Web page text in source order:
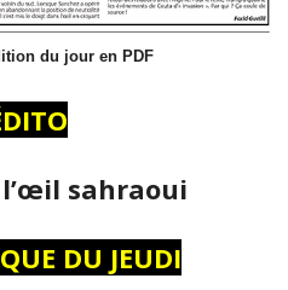
du jour en PDF
sahraoui
DU JEUDI